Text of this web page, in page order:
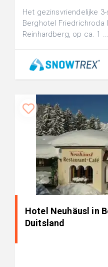
Het gezinsvriendelijke
Berghotel Friedrichroda
Reinhardberg, op ca. 1 ...
Hotel Neuhäusl in
Duitsland